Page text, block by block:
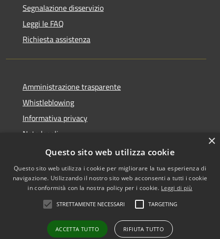
Segnalazione disservizio
Leggi le FAQ
Richiesta assistenza
Amministrazione trasparente
Whistleblowing
Informativa privacy
Note legali
Dichiarazione di accessibilità
Accessibilità
Copyright © 2026 • Comune di
Vigodarzere • Powered by
Municipium•
redazione
×
Questo sito web utilizza cookie
Questo sito web utilizza i cookie per migliorare la tua esperienza di
navigazione. Utilizzando il nostro sito web acconsenti a tutti i cookie
in conformità con la nostra policy per i cookie. Leggi di più
STRETTAMENTE NECESSARI TARGETING
ACCETTA TUTTO RIFIUTA TUTTO